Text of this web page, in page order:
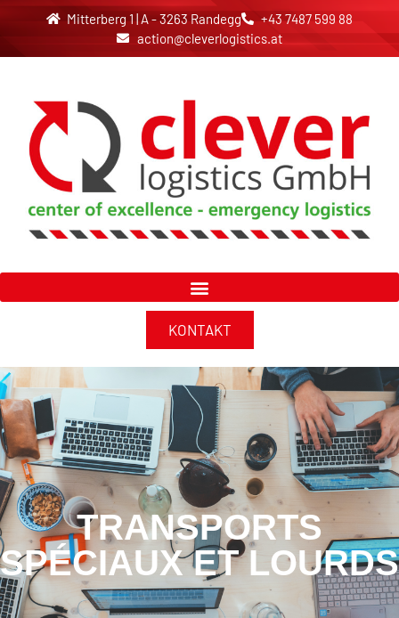
Mitterberg 1 | A - 3263 Randegg
+43 7487 599 88
action@cleverlogistics.at
KONTAKT
TRANSPORTS
SPÉCIAUX ET LOURDS